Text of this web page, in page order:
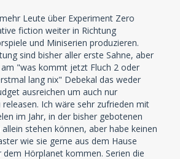
Leute über Experiment Zero
fiction weiter in Richtung
und Miniserien produzieren.
sind bisher aller erste Sahne, aber
"was kommt jetzt Fluch 2 oder
lang nix" Debekal das weder
ausreichen um auch nur
Ich wäre sehr zufrieden mit
im Jahr, in der bisher gebotenen
stehen können, aber habe keinen
wie sie gerne aus dem Hause
dem Hörplanet kommen. Serien die